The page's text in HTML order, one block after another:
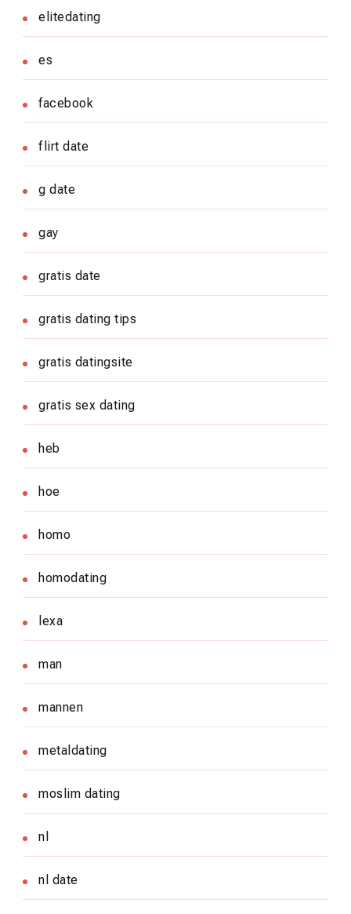
elitedating
es
facebook
flirt date
g date
gay
gratis date
gratis dating tips
gratis datingsite
gratis sex dating
heb
hoe
homo
homodating
lexa
man
mannen
metaldating
moslim dating
nl
nl date